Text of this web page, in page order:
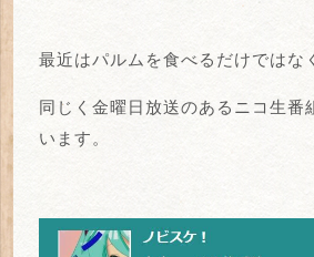
最近はパルムを食べるだけではな
同じく金曜日放送のあるニコ生番
います。